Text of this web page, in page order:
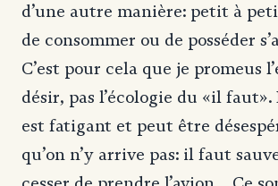
d’une autre manière: petit à
de consommer ou de posséder
C’est pour cela que je promeus
désir, pas l’écologie du «il
est fatigant et peut être
qu’on n’y arrive pas: il faut